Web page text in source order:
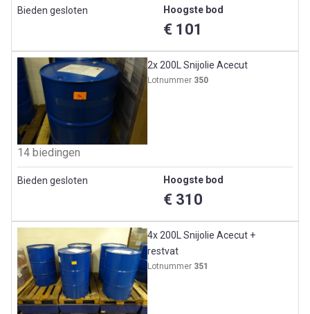
Bieden gesloten Hoogste bod
€ 101
2x 200L Snijolie Acecut
Lotnummer 350
14 biedingen
Bieden gesloten Hoogste bod
€ 310
4x 200L Snijolie Acecut +
restvat
Lotnummer 351